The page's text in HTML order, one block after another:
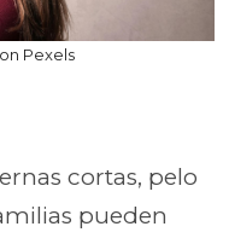
Pexels
cortas, pelo
pueden